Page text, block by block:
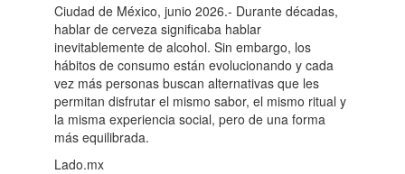
Ciudad de México, junio 2026.- Durante décadas,
hablar de cerveza significaba hablar
inevitablemente de alcohol. Sin embargo, los
hábitos de consumo están evolucionando y cada
vez más personas buscan alternativas que les
permitan disfrutar el mismo sabor, el mismo ritual y
la misma experiencia social, pero de una forma
más equilibrada.
Lado.mx